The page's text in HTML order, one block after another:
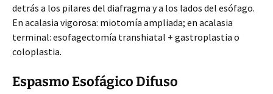
detrás a los pilares del diafragma y a los lados del esófago.
En acalasia vigorosa: miotomía ampliada; en acalasia
terminal: esofagectomía transhiatal + gastroplastia o
coloplastia.
Espasmo Esofágico Difuso